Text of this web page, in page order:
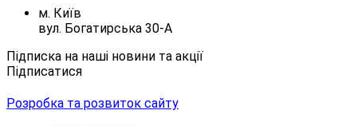
м. Київ
вул. Богатирська 30-А
Підписка на наші новини та акції
Підписатися
Розробка та розвиток сайту